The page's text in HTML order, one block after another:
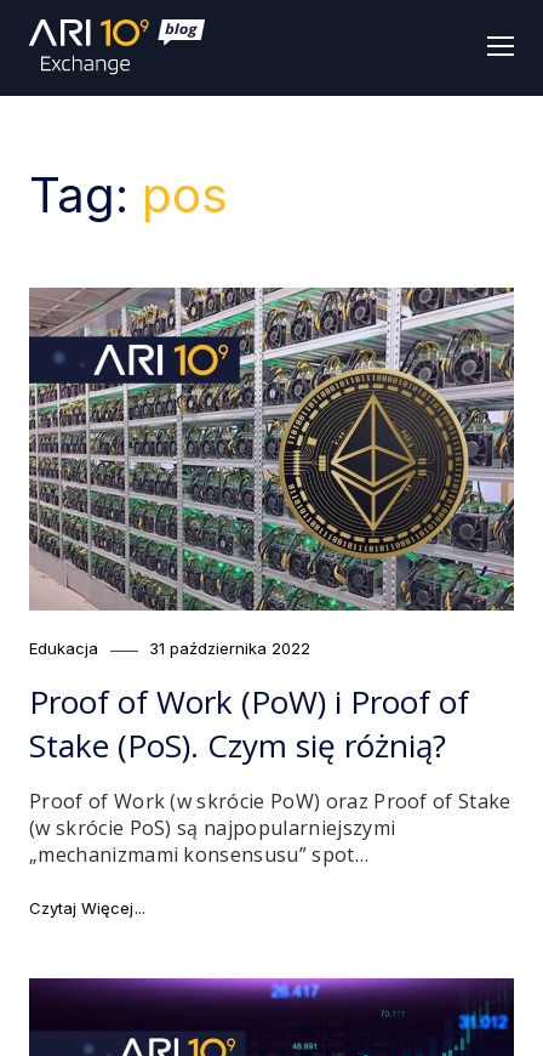
Tag: pos
Category
Edukacja
Posted
31 października 2022
Proof of Work (PoW) i Proof of
Stake (PoS). Czym się różnią?
Proof of Work (w skrócie PoW) oraz Proof of Stake
(w skrócie PoS) są najpopularniejszymi
„mechanizmami konsensusu” spot…
Czytaj Więcej